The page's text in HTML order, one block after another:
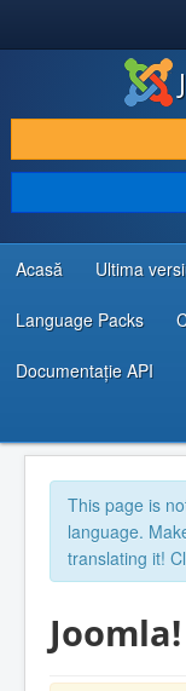
DESCARCĂ & ȘI
DESCOPERĂ & ÎNVAȚĂ
COMUNITATE &
RESURSE
Acasă Ultima
Language Packs
Documentaţie API
This page is
language.
translating it!